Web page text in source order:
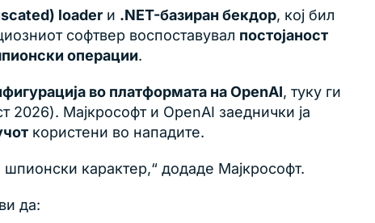
loader и .NET-базиран бекдор, кој бил
софтвер воспоставувал постојаност
операции.
во платформата на OpenAI, туку ги
2026). Мајкрософт и OpenAI заеднички ја
користени во нападите.
шпионски карактер,“ додаде Мајкрософт.
да: